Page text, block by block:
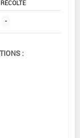
RÉCOLTE
-
: